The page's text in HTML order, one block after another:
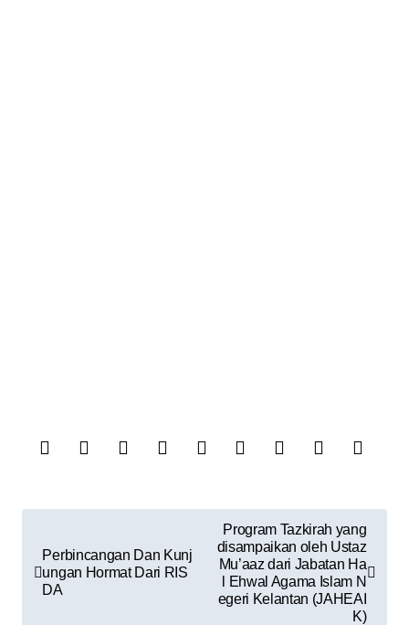
Perbincangan Dan Kunj
ungan Hormat Dari RIS
DA
Program Tazkirah yang
disampaikan oleh Ustaz
Mu’aaz dari Jabatan Ha
l Ehwal Agama Islam N
egeri Kelantan (JAHEAI
K)